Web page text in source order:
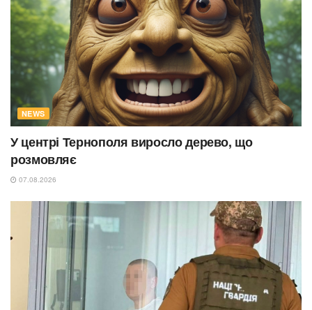
NEWS
У центрі Тернополя виросло дерево, що
розмовляє
07.08.2026